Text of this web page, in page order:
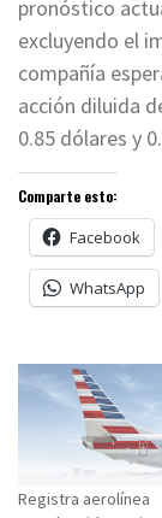
pronóstico
excluyendo el
compañía
acción diluida
0.85 dólares y
Comparte esto:
Facebook
WhatsApp
Registra aerolínea